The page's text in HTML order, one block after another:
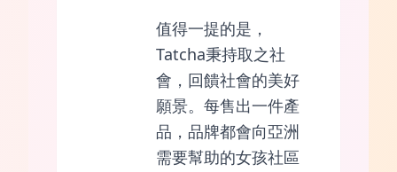
值得一提的是，
Tatcha秉持取之社
會，回饋社會的美好
願景。每售出一件產
品，品牌都會向亞洲
需要幫助的女孩社區